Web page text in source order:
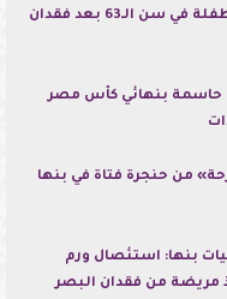
سيدة صينية تنجب طفلة في سن الـ63 بعد فقدان
حاسمة بنهائي كأس مصر
من حنجرة فتاة في بنها
بنها: استئصال ورم
مريضة من فقدان البصر